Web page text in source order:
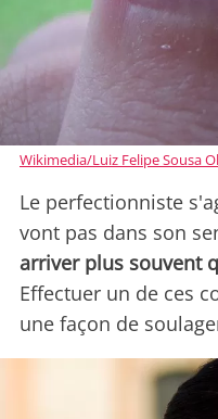
Wikimedia/Luiz Felipe Sousa
Le perfectionniste
vont pas dans son
arriver plus souvent
Effectuer un de ces
une façon de